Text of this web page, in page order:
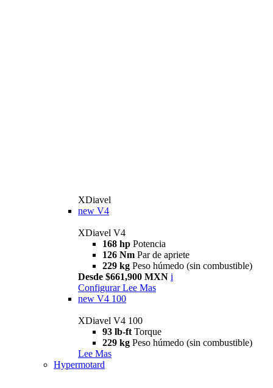
XDiavel
new V4
XDiavel V4
168 hp Potencia
126 Nm Par de apriete
229 kg Peso húmedo (sin combustible)
Desde $661,900 MXN i
Configurar Lee Mas
new V4 100
XDiavel V4 100
93 lb-ft Torque
229 kg Peso húmedo (sin combustible)
Lee Mas
Hypermotard